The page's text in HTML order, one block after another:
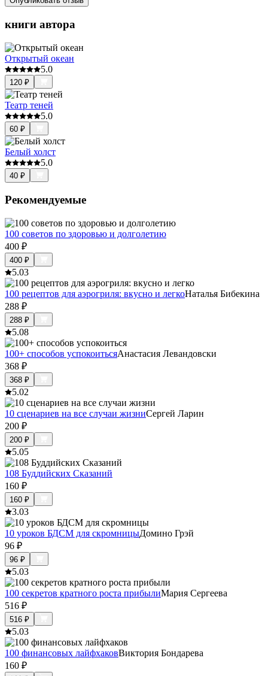
книги автора
Открытый океан
5.0
120 ₽
Театр теней
5.0
60 ₽
Белый холст
5.0
40 ₽
Рекомендуемые
100 советов по здоровью и долголетию
400 ₽
400 ₽
5.03
100 рецептов для аэрогриля: вкусно и легкоНаталья Бибекина
288 ₽
288 ₽
5.08
100+ способов успокоитьсяАнастасия Левандовски
368 ₽
368 ₽
5.02
10 сценариев на все случаи жизниСергей Ларин
200 ₽
200 ₽
5.05
108 Буддийских Сказаний
160 ₽
160 ₽
3.03
10 уроков БДСМ для скромницыДомино Грэй
96 ₽
96 ₽
5.03
100 секретов кратного роста прибылиМария Сергеева
516 ₽
516 ₽
5.03
100 финансовых лайфхаковВиктория Бондарева
160 ₽